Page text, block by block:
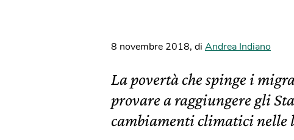
8 novembre 2018, di Andrea Indiano
La povertà che spinge i
provare a raggiungere gli
cambiamenti climatici nelle